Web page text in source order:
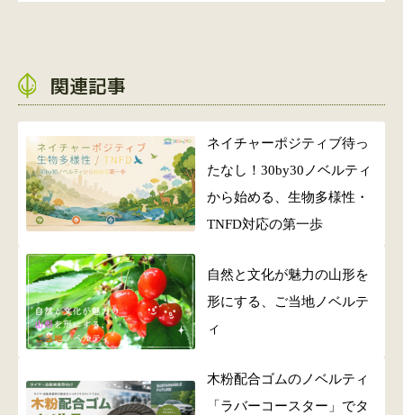
関連記事
ネイチャーポジティブ待っ
たなし！30by30ノベルティ
から始める、生物多様性・
TNFD対応の第一歩
自然と文化が魅力の山形を
形にする、ご当地ノベルテ
ィ
木粉配合ゴムのノベルティ
「ラバーコースター」でタ